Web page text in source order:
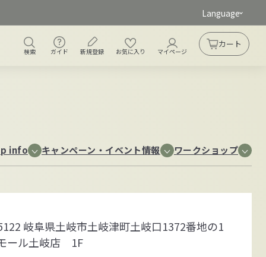
Language
検索
検索
ガイド
ガイド
新規登録
新規登録
お気に入り
お気に入り
マイページ
アカウント カート
カート
info キャンペーン・イベント情報 ワークショップ
岐阜県土岐市土岐津町土岐口1372番地の1
ール土岐店 1F